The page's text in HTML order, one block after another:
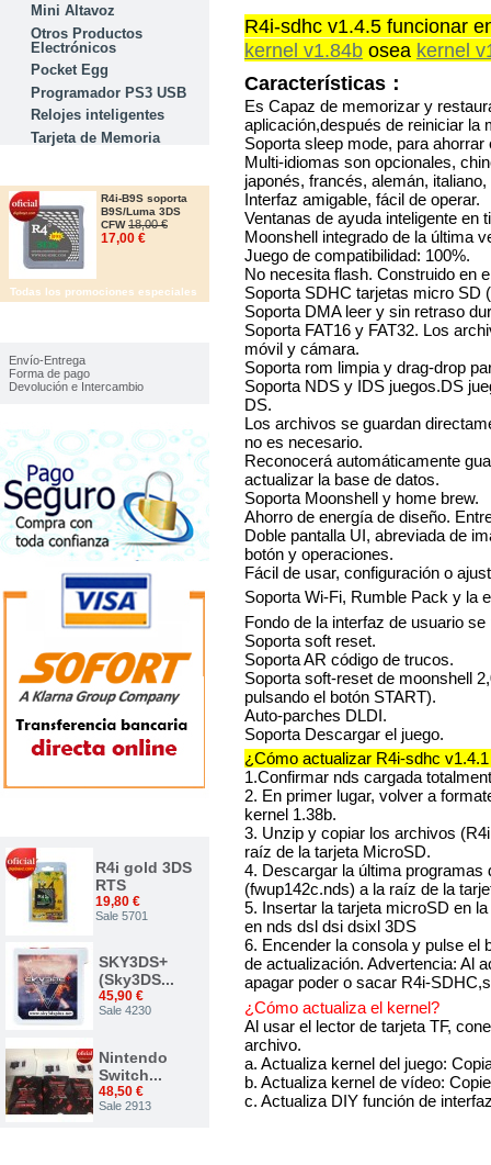
Mini Altavoz
Otros Productos
Electrónicos
Pocket Egg
Programador PS3 USB
Relojes inteligentes
Tarjeta de Memoria
R4i-B9S soporta
B9S/Luma 3DS
CFW 18,00 €
17,00 €
Todas los promociones especiales
Envío-Entrega
Forma de pago
Devolución e Intercambio
R4i gold 3DS
RTS
19,80 €
Sale 5701
SKY3DS+
(Sky3DS...
45,90 €
Sale 4230
Nintendo
Switch...
48,50 €
Sale 2913
R4i-sdhc v1.4.5 funcionar
kernel v1.84b osea kernel
Características：
Es Capaz de memorizar y
aplicación,después de reiniciar la
Soporta sleep mode, para
Multi-idiomas son opcionales,
japonés, francés, alemán,
Interfaz amigable, fácil de operar.
Ventanas de ayuda inteligente en
Moonshell integrado de la última
Juego de compatibilidad: 100%.
No necesita flash. Construido en
Soporta SDHC tarjetas micro SD
Soporta DMA leer y sin retraso
Soporta FAT16 y FAT32. Los
móvil y cámara.
Soporta rom limpia y drag-drop
Soporta NDS y IDS juegos.DS
DS.
Los archivos se guardan
no es necesario.
Reconocerá automáticamente
actualizar la base de datos.
Soporta Moonshell y home brew.
Ahorro de energía de diseño.
Doble pantalla UI, abreviada de
botón y operaciones.
Fácil de usar, configuración o
Soporta Wi-Fi, Rumble Pack y la
Fondo de la interfaz de usuario
Soporta soft reset.
Soporta AR código de trucos.
Soporta soft-reset de moonshell
pulsando el botón START).
Auto-parches DLDI.
Soporta Descargar el juego.
¿Cómo actualizar R4i-sdhc
1.Confirmar nds cargada
2. En primer lugar, volver a
kernel 1.38b.
3. Unzip y copiar los archivos
raíz de la tarjeta MicroSD.
4. Descargar la última
(fwup142c.nds) a la raíz de la
5. Insertar la tarjeta microSD en
en nds dsl dsi dsixl 3DS
6. Encender la consola y pulse el
de actualización. Advertencia: Al
apagar poder o sacar R4i-
¿Cómo actualiza el kernel?
Al usar el lector de tarjeta TF,
archivo.
a. Actualiza kernel del juego:
b. Actualiza kernel de vídeo:
c. Actualiza DIY función de